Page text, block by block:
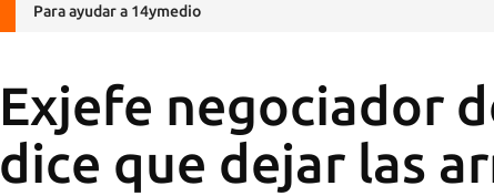
Para ayudar a 14ymedio
Exjefe negociador
dice que dejar las